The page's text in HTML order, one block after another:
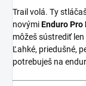
Trail volá. Ty
novýmiEnduro Pro
môžeš sústrediť
Ľahké, priedušné,
potrebuješ na